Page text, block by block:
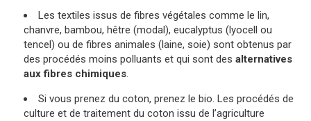
Les textiles issus de fibres végétales comme le lin,
chanvre, bambou, hêtre (modal), eucalyptus (lyocell ou
tencel) ou de fibres animales (laine, soie) sont obtenus par
des procédés moins polluants et qui sont des alternatives
aux fibres chimiques.
Si vous prenez du coton, prenez le bio. Les procédés de
culture et de traitement du coton issu de l’agriculture